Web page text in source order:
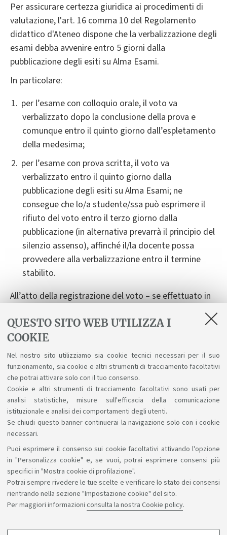
QUESTO SITO WEB UTILIZZA I
COOKIE
Nel nostro sito utilizziamo sia cookie tecnici necessari per il suo
funzionamento, sia cookie e altri strumenti di tracciamento facoltativi
che potrai attivare solo con il tuo consenso.
Cookie e altri strumenti di tracciamento facoltativi sono usati per
analisi statistiche, misure sull'efficacia della comunicazione
istituzionale e analisi dei comportamenti degli utenti.
Se chiudi questo banner continuerai la navigazione solo con i cookie
necessari.
Puoi esprimere il consenso sui cookie facoltativi attivando l'opzione
in "Personalizza cookie" e, se vuoi, potrai esprimere consensi più
specifici in "Mostra cookie di profilazione".
Potrai sempre rivedere le tue scelte e verificare lo stato dei consensi
rientrando nella sezione "Impostazione cookie" del sito.
Per maggiori informazioni consulta la nostra Cookie policy.
Per assicurare certezza giuridica ai procedimenti di
valutazione, l'art. 16 comma 10 del Regolamento
didattico d'Ateneo dispone che la verbalizzazione degli
esami debba avvenire entro 5 giorni dalla
pubblicazione degli esiti su Alma Esami.
In particolare:
per l’esame con colloquio orale, il voto va
verbalizzato dopo la conclusione della prova e
comunque entro il quinto giorno dall’espletamento
della medesima;
per l’esame con prova scritta, il voto va
verbalizzato entro il quinto giorno dalla
pubblicazione degli esiti su Alma Esami; ne
consegue che lo/a studente/ssa può esprimere il
rifiuto del voto entro il terzo giorno dalla
pubblicazione (in alternativa prevarrà il principio del
silenzio assenso), affinché il/la docente possa
provvedere alla verbalizzazione entro il termine
stabilito.
All’atto della registrazione del voto – se effettuato in
presenza – si raccomanda a studenti e studentesse di
completare la procedura firmando digitalmente il
verbale, mediante l'inserimento della propria
password nell'apposito spazio dedicato alla firma
dello studente.Lo studente è tenuto a verificare gli
esami che può sostenere in base al suo piano di studi
accedendo adAlmaEsami.
Sosteniamo il diritto alla conoscenza
Seguici su: